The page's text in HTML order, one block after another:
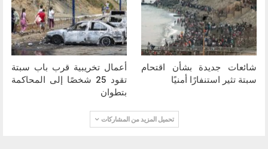
شائعات جديدة بشأن اقتحام
سبتة تثير استنفارًا أمنيًا
أعمال تخريبية قرب باب سبتة
تقود 25 شخصًا إلى المحاكمة
بتطوان
تحميل المزيد من المشاركات